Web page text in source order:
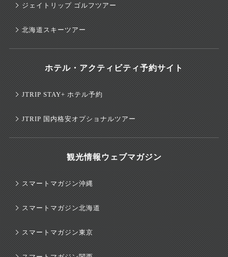
ジェイトリップ ゴルフツアー
北海道スキーツアー
ホテル・アクティビティ予約サイト
JTRIP STAY+ ホテル予約
JTRIP 国内格安オプショナルツアー
観光情報ウェブマガジン
スマートマガジン沖縄
スマートマガジン北海道
スマートマガジン東京